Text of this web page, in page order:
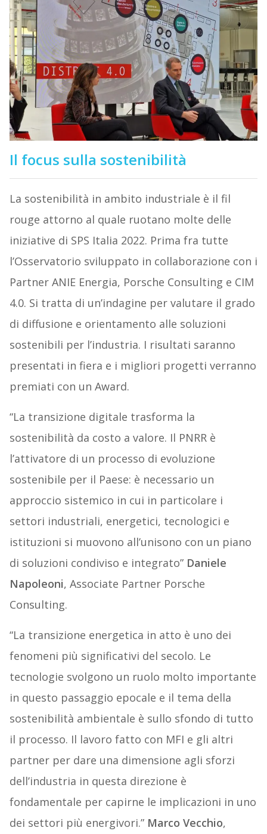
Il focus sulla sostenibilità
La sostenibilità in ambito industriale è il fil
rouge attorno al quale ruotano molte delle
iniziative di SPS Italia 2022. Prima fra tutte
l’Osservatorio sviluppato in collaborazione con i
Partner ANIE Energia, Porsche Consulting e CIM
4.0. Si tratta di un’indagine per valutare il grado
di diffusione e orientamento alle soluzioni
sostenibili per l’industria. I risultati saranno
presentati in fiera e i migliori progetti verranno
premiati con un Award.
“La transizione digitale trasforma la
sostenibilità da costo a valore. Il PNRR è
l’attivatore di un processo di evoluzione
sostenibile per il Paese: è necessario un
approccio sistemico in cui in particolare i
settori industriali, energetici, tecnologici e
istituzioni si muovono all’unisono con un piano
di soluzioni condiviso e integrato” Daniele
Napoleoni, Associate Partner Porsche
Consulting.
“La transizione energetica in atto è uno dei
fenomeni più significativi del secolo. Le
tecnologie svolgono un ruolo molto importante
in questo passaggio epocale e il tema della
sostenibilità ambientale è sullo sfondo di tutto
il processo. Il lavoro fatto con MFI e gli altri
partner per dare una dimensione agli sforzi
dell’industria in questa direzione è
fondamentale per capirne le implicazioni in uno
dei settori più energivori.” Marco Vecchio,